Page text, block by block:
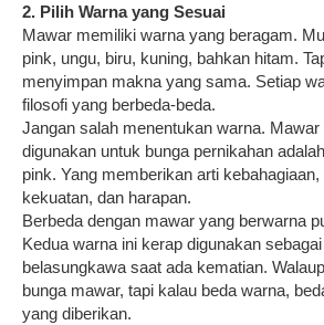
2. Pilih Warna yang Sesuai
Mawar memiliki warna yang beragam.
pink, ungu, biru, kuning, bahkan hitam.
menyimpan makna yang sama. Setiap
filosofi yang berbeda-beda.
Jangan salah menentukan warna.
digunakan untuk bunga pernikahan
pink. Yang memberikan arti
kekuatan, dan harapan.
Berbeda dengan mawar yang berwarna
Kedua warna ini kerap digunakan
belasungkawa saat ada kematian.
bunga mawar, tapi kalau beda warna,
yang diberikan.